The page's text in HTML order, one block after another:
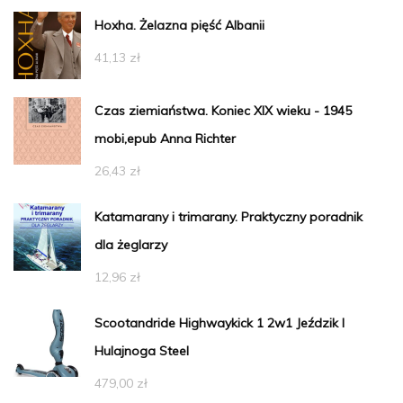
Hoxha. Żelazna pięść Albanii
41,13 zł
Czas ziemiaństwa. Koniec XIX wieku - 1945
mobi,epub Anna Richter
26,43 zł
Katamarany i trimarany. Praktyczny poradnik
dla żeglarzy
12,96 zł
Scootandride Highwaykick 1 2w1 Jeździk I
Hulajnoga Steel
479,00 zł